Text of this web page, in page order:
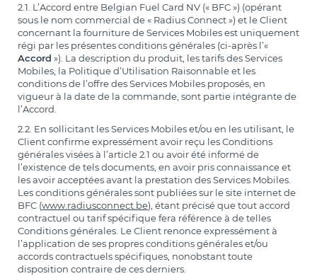
2.1. L’Accord entre Belgian Fuel Card NV (« BFC ») (opérant
sous le nom commercial de « Radius Connect ») et le Client
concernant la fourniture de Services Mobiles est uniquement
régi par les présentes conditions générales (ci-après l’«
Accord »). La description du produit, les tarifs des Services
Mobiles, la Politique d’Utilisation Raisonnable et les
conditions de l’offre des Services Mobiles proposés, en
vigueur à la date de la commande, sont partie intégrante de
l’Accord.
2.2. En sollicitant les Services Mobiles et/ou en les utilisant, le
Client confirme expressément avoir reçu les Conditions
générales visées à l’article 2.1 ou avoir été informé de
l’existence de tels documents, en avoir pris connaissance et
les avoir acceptées avant la prestation des Services Mobiles.
Les conditions générales sont publiées sur le site internet de
BFC (www.radiusconnect.be), étant précisé que tout accord
contractuel ou tarif spécifique fera référence à de telles
Conditions générales. Le Client renonce expressément à
l’application de ses propres conditions générales et/ou
accords contractuels spécifiques, nonobstant toute
disposition contraire de ces derniers.